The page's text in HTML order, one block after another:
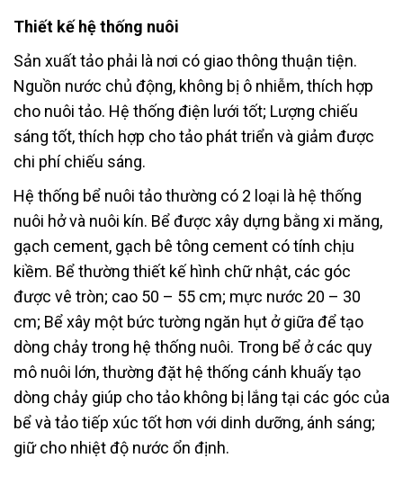
Thiết kế hệ thống nuôi
Sản xuất tảo phải là nơi có giao thông thuận tiện.
Nguồn nước chủ động, không bị ô nhiễm, thích hợp
cho nuôi tảo. Hệ thống điện lưới tốt; Lượng chiếu
sáng tốt, thích hợp cho tảo phát triển và giảm được
chi phí chiếu sáng.
Hệ thống bể nuôi tảo thường có 2 loại là hệ thống
nuôi hở và nuôi kín. Bể được xây dựng bằng xi măng,
gạch cement, gạch bê tông cement có tính chịu
kiềm. Bể thường thiết kế hình chữ nhật, các góc
được vê tròn; cao 50 – 55 cm; mực nước 20 – 30
cm; Bể xây một bức tường ngăn hụt ở giữa để tạo
dòng chảy trong hệ thống nuôi. Trong bể ở các quy
mô nuôi lớn, thường đặt hệ thống cánh khuấy tạo
dòng chảy giúp cho tảo không bị lắng tại các góc của
bể và tảo tiếp xúc tốt hơn với dinh dưỡng, ánh sáng;
giữ cho nhiệt độ nước ổn định.